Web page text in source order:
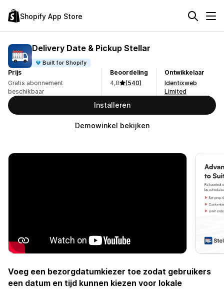
Shopify App Store
Delivery Date & Pickup Stellar
Built for Shopify
Prijs
Gratis abonnement
beschikbaar
Beoordeling
4,8
(540)
Ontwikkelaar
Identixweb
Limited
Installeren
Demowinkel bekijken
Voeg een bezorgdatumkiezer toe zodat gebruikers
een datum en tijd kunnen kiezen voor lokale